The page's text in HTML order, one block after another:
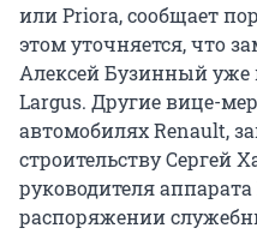
или Priora, сообщает
этом уточняется, что
Алексей Бузинный уже
Largus. Другие вице-
автомобилях Renault,
строительству Сергей
руководителя
распоряжении